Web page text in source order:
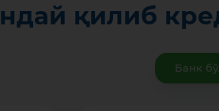
қилиб
Банк